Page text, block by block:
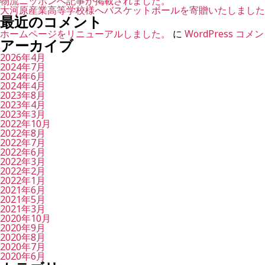
大河原産業高等学校様へバスケットボールを寄贈いたしました
最近のコメント
ホームページをリニューアルしました。 に WordPress コメ
アーカイブ
2026年4月
2024年7月
2024年6月
2024年4月
2023年8月
2023年4月
2023年3月
2022年10月
2022年8月
2022年7月
2022年6月
2022年3月
2022年2月
2022年1月
2021年6月
2021年5月
2021年3月
2020年10月
2020年9月
2020年8月
2020年7月
2020年6月